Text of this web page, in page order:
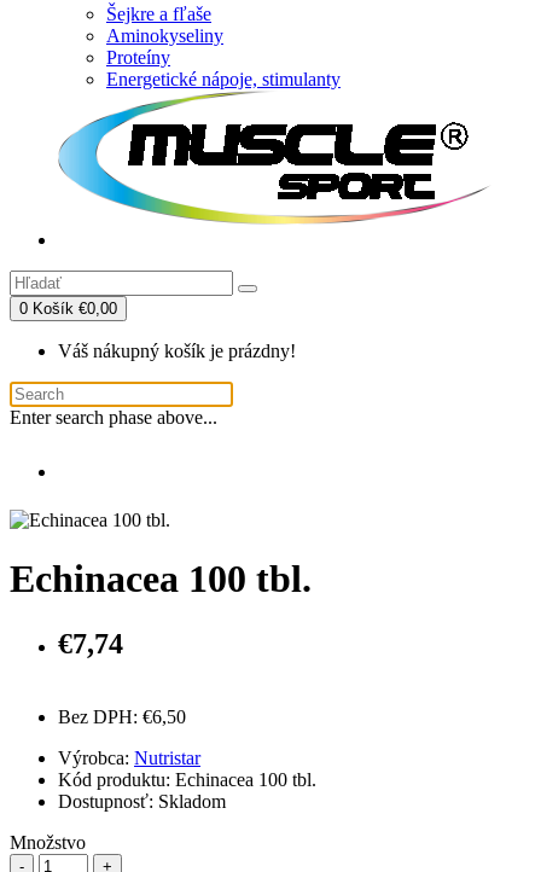
Šejkre a fľaše
Aminokyseliny
Proteíny
Energetické nápoje, stimulanty
0 Košík €0,00
Váš nákupný košík je prázdny!
Enter search phase above...
Echinacea 100 tbl.
€7,74
Bez DPH: €6,50
Výrobca: Nutristar
Kód produktu: Echinacea 100 tbl.
Dostupnosť: Skladom
Množstvo